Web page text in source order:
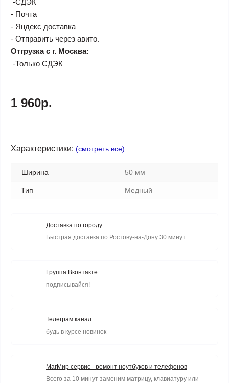
-СДЭК
- Почта
- Яндекс доставка
- Отправить через авито.
Отгрузка с г. Москва:
-Только СДЭК
1 960р.
Характеристики: (смотреть все)
Ширина 50 мм
Тип Медный
Доставка по городу
Быстрая доставка по Ростову-на-Дону 30 минут.
Группа Вконтакте
подписывайся!
Телеграм канал
будь в курсе новинок
МагМир сервис - ремонт ноутбуков и телефонов
Всего за 10 минут заменим матрицу, клавиатуру или